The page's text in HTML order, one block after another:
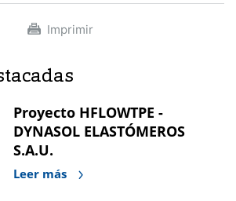
Imprimir
Proyecto HFLOWTPE -
DYNASOL ELASTÓMEROS
S.A.U.
Leer más